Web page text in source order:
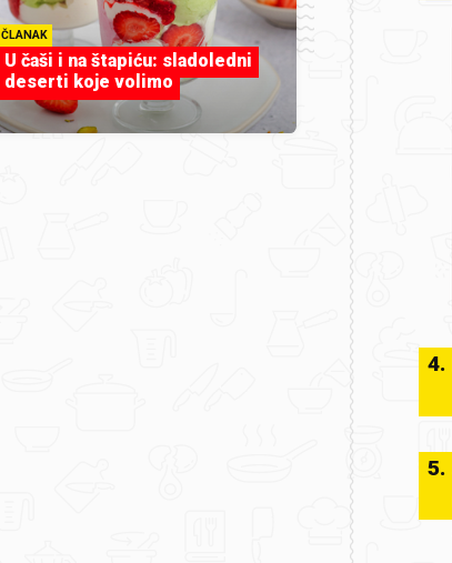
ČLANAK
U čaši i na štapiću: sladoledni
deserti koje volimo
4.
5.